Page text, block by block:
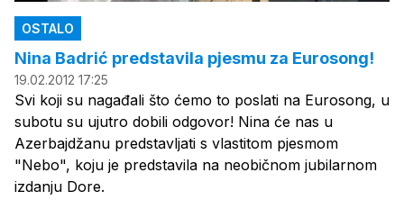
OSTALO
Nina Badrić predstavila pjesmu za Eurosong!
19.02.2012 17:25
Svi koji su nagađali što ćemo to poslati na Eurosong, u
subotu su ujutro dobili odgovor! Nina će nas u
Azerbajdžanu predstavljati s vlastitom pjesmom
"Nebo", koju je predstavila na neobičnom jubilarnom
izdanju Dore.